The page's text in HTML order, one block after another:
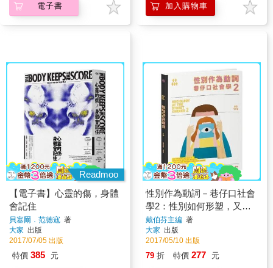
電子書 加入購物車
Readmoo
【電子書】心靈的傷，身體
會記住
貝塞爾．范德寇 著
大家 出版
2017/07/05 出版
特價 385 元
性別作為動詞－巷仔口社會
學2：性別如何形塑，又如
何在行動中翻轉？
戴伯芬主編 著
大家 出版
2017/05/10 出版
79 折 特價 277 元